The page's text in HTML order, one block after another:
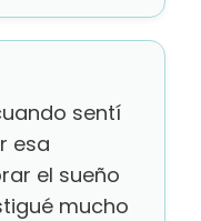
sentí
esa
el sueño
mucho